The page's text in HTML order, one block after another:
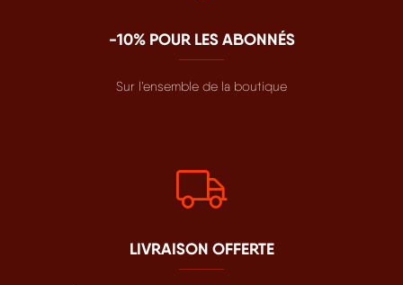
-10% POUR LES ABONNÉS
Sur l’ensemble de la boutique
LIVRAISON OFFERTE